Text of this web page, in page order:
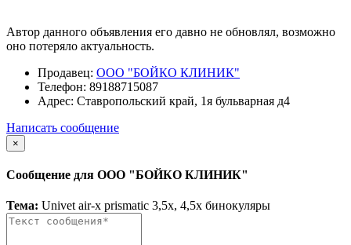
Автор данного объявления его давно не обновлял, возможно
оно потеряло актуальность.
Продавец: ООО "БОЙКО КЛИНИК"
Телефон: 89188715087
Адрес: Ставропольский край, 1я бульварная д4
Написать сообщение
×
Сообщение для ООО "БОЙКО КЛИНИК"
Тема: Univet air-x prismatic 3,5x, 4,5x бинокуляры